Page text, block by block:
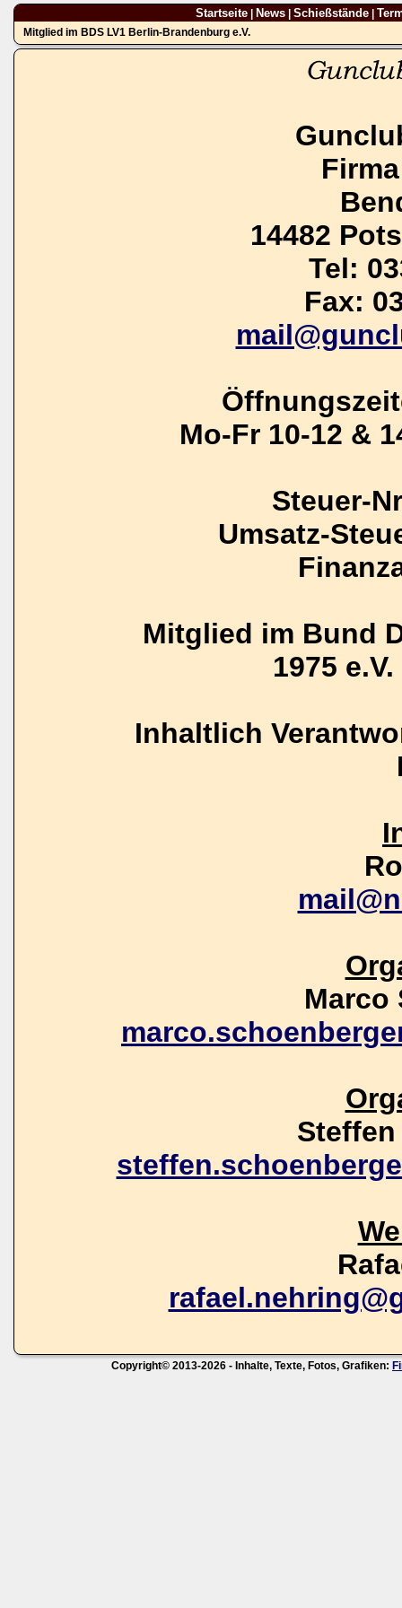
Startseite| News| Schießstände|
Mitglied im BDS LV1 Berlin-Brandenburg e.V.
14482
Tel:
Fax:
Mo-Fr 10-12 &
Steuer-
Umsatz-
Mitglied im Bund
1975
Inhaltlich
Marco
Copyright© 2013-2026 - Inhalte, Texte, Fotos, Grafiken: